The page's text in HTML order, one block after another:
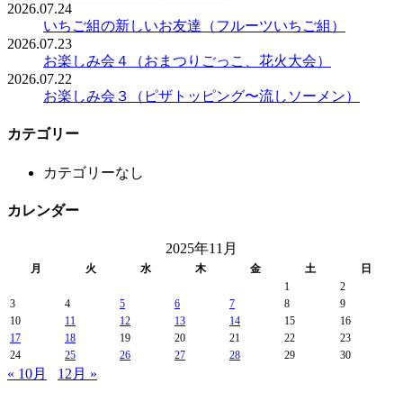
2026.07.24
いちご組の新しいお友達（フルーツいちご組）
2026.07.23
お楽しみ会４（おまつりごっこ、花火大会）
2026.07.22
お楽しみ会３（ピザトッピング〜流しソーメン）
カテゴリー
カテゴリーなし
カレンダー
2025年11月
月 火 水 木 金 土
日
1
2
3
4 5 6 7 8
9
10
11 12 13 14 15
16
17
18 19 20 21 22
23
24
25 26 27 28 29 30
« 10月 12月 »